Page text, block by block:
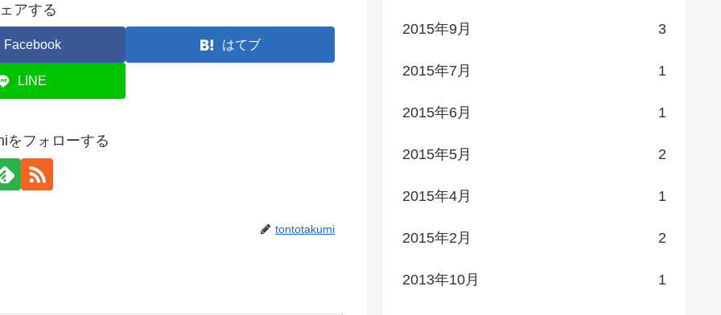
アする
Facebook はてブ
LINE
をフォローする
tontotakumi
2015年9月 3
2015年7月 1
2015年6月 1
2015年5月 2
2015年4月 1
2015年2月 2
2013年10月 1